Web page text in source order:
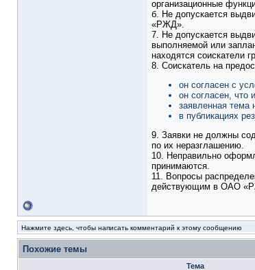
организационные
б. Не допускается
«РЖД».
7. Не допускается
выполняемой или
находятся соискатели
8. Соискатель на
он согласен с
он согласен, что
заявленная тема
в публикациях
9. Заявки не должны
по их неразглашению.
10. Неправильно
принимаются.
11. Вопросы
действующим в ОАО
Нажмите здесь, чтобы написать комментарий к этому сообщению
Похожие темы
Тема